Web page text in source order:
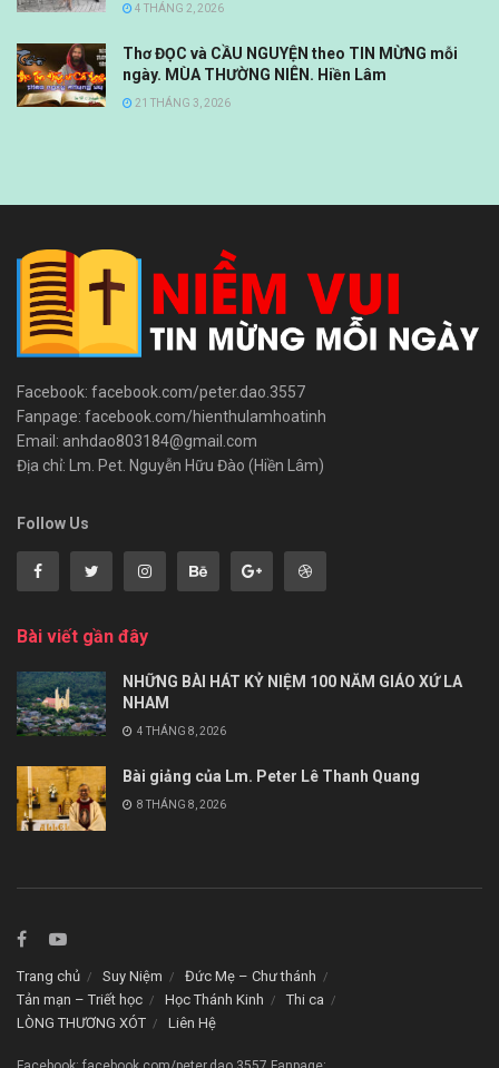
4 THÁNG 2, 2026
Thơ ĐỌC và CẦU NGUYỆN theo TIN MỪNG mỗi
ngày. MÙA THƯỜNG NIÊN. Hiền Lâm
21 THÁNG 3, 2026
Facebook: facebook.com/peter.dao.3557
Fanpage: facebook.com/hienthulamhoatinh
Email: anhdao803184@gmail.com
Địa chỉ: Lm. Pet. Nguyễn Hữu Đào (Hiền Lâm)
Follow Us
Bài viết gần đây
NHỮNG BÀI HÁT KỶ NIỆM 100 NĂM GIÁO XỨ LA
NHAM
4 THÁNG 8, 2026
Bài giảng của Lm. Peter Lê Thanh Quang
8 THÁNG 8, 2026
Trang chủ Suy Niệm
Đức Mẹ – Chư thánh
Tản mạn – Triết học
Học Thánh Kinh
Thi ca
LÒNG THƯƠNG XÓT
Liên Hệ